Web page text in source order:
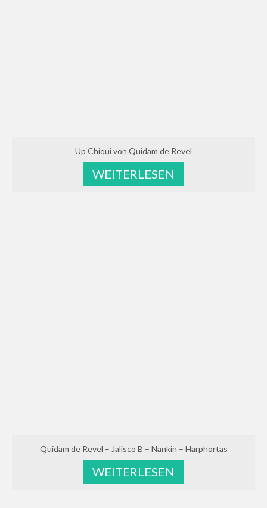
Up Chiqui von Quidam de Revel
WEITERLESEN
Quidam de Revel – Jalisco B – Nankin – Harphortas
WEITERLESEN